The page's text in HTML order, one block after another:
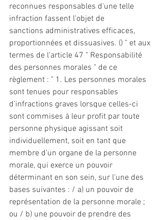
reconnues responsables d'une telle
infraction fassent l'objet de
sanctions administratives efficaces,
proportionnées et dissuasives. () " et aux
termes de l'article 47 " Responsabilité
des personnes morales " de ce
règlement : " 1. Les personnes morales
sont tenues pour responsables
d'infractions graves lorsque celles-ci
sont commises à leur profit par toute
personne physique agissant soit
individuellement, soit en tant que
membre d'un organe de la personne
morale, qui exerce un pouvoir
déterminant en son sein, sur l'une des
bases suivantes : / a) un pouvoir de
représentation de la personne morale ;
ou / b) une pouvoir de prendre des